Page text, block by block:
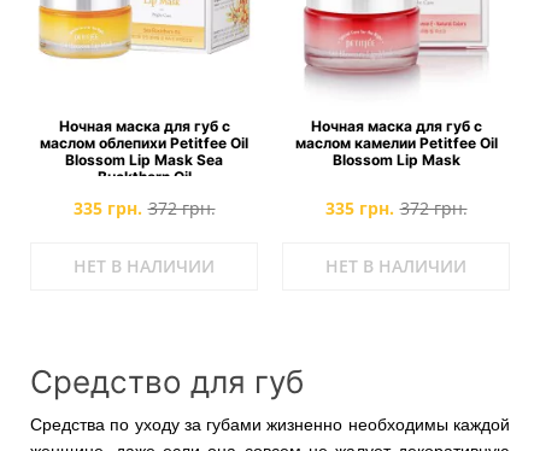
Ночная маска для губ c
маслом облепихи Petitfee Oil
Blossom Lip Mask Sea
Buckthorn Oil
335 грн. 372 грн.
НЕТ В НАЛИЧИИ
Ночная маска для губ с
маслом камелии Petitfee Oil
Blossom Lip Mask
335 грн. 372 грн.
НЕТ В НАЛИЧИИ
Средство для губ
Средства по уходу за губами жизненно необходимы каждой